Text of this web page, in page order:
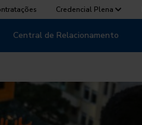
Credencial Plena
Central de Relacionamento